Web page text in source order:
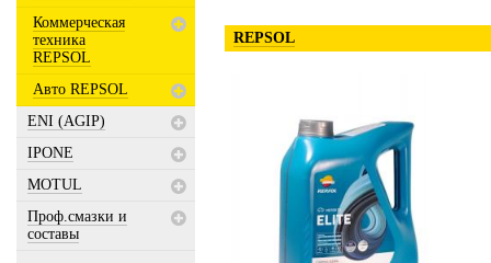
Коммерческая
техника
REPSOL
Авто REPSOL
ENI (AGIP)
IPONE
MOTUL
Проф.смазки и
составы
REPSOL